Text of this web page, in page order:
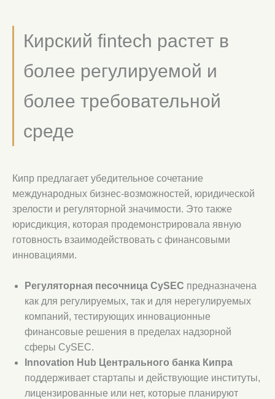
Кирский fintech растет в
более регулируемой и
более требовательной
среде
Кипр предлагает убедительное сочетание
международных бизнес-возможностей, юридической
зрелости и регуляторной значимости. Это также
юрисдикция, которая продемонстрировала явную
готовность взаимодействовать с финансовыми
инновациями.
Регуляторная песочница CySEC предназначена
как для регулируемых, так и для нерегулируемых
компаний, тестирующих инновационные
финансовые решения в пределах надзорной
сферы CySEC.
Innovation Hub Центрального банка Кипра
поддерживает стартапы и действующие институты,
лицензированные или нет, которые планируют